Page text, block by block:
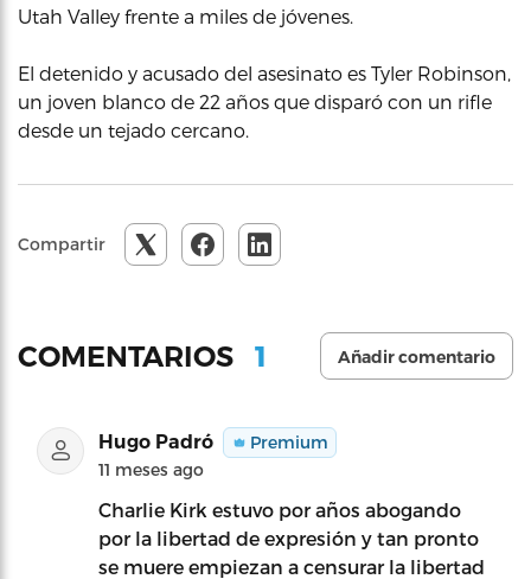
Utah Valley frente a miles de jóvenes.
El detenido y acusado del asesinato es Tyler Robinson,
un joven blanco de 22 años que disparó con un rifle
desde un tejado cercano.
Compartir
COMENTARIOS 1 Añadir comentario
Hugo Padró
Premium
11 meses ago
Charlie Kirk estuvo por años abogando
por la libertad de expresión y tan pronto
se muere empiezan a censurar la libertad